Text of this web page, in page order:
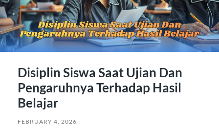
Disiplin Siswa Saat Ujian Dan
Pengaruhnya Terhadap Hasil
Belajar
FEBRUARY 4, 2026